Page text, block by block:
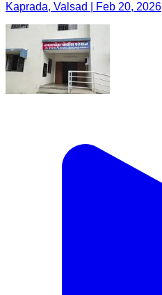
Kaprada, Valsad | Feb 20, 2026